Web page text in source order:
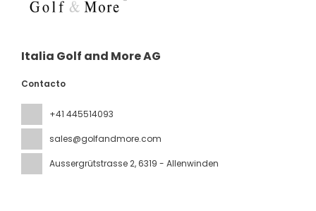
Italia Golf and More AG
Contacto
+41 445514093
sales@golfandmore.com
Aussergrütstrasse 2, 6319 - Allenwinden